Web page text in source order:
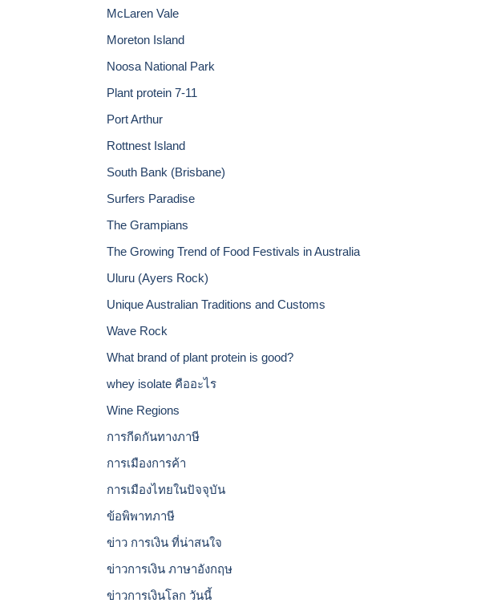
McLaren Vale
Moreton Island
Noosa National Park
Plant protein 7-11
Port Arthur
Rottnest Island
South Bank (Brisbane)
Surfers Paradise
The Grampians
The Growing Trend of Food Festivals in Australia
Uluru (Ayers Rock)
Unique Australian Traditions and Customs
Wave Rock
What brand of plant protein is good?
whey isolate คืออะไร
Wine Regions
การกีดกันทางภาษี
การเมืองการค้า
การเมืองไทยในปัจจุบัน
ข้อพิพาทภาษี
ข่าว การเงิน ที่น่าสนใจ
ข่าวการเงิน ภาษาอังกฤษ
ข่าวการเงินโลก วันนี้